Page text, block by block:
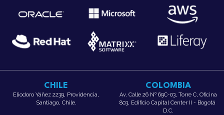
CHILE
Eliodoro Yáñez 2239, Providencia,
Santiago, Chile.
COLOMBIA
Av. Calle 26 Nº 69C-03, Torre C, Oficina
803, Edificio Capital Center II - Bogotá
D.C.